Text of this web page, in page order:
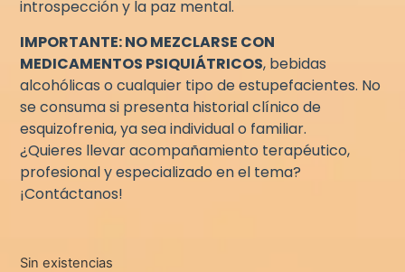
introspección y la paz mental.
IMPORTANTE: NO MEZCLARSE CON
MEDICAMENTOS PSIQUIÁTRICOS, bebidas
alcohólicas o cualquier tipo de estupefacientes. No
se consuma si presenta historial clínico de
esquizofrenia, ya sea individual o familiar.
¿Quieres llevar acompañamiento terapéutico,
profesional y especializado en el tema?
¡Contáctanos!
Sin existencias